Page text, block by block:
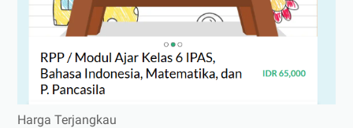
Harga Terjangkau